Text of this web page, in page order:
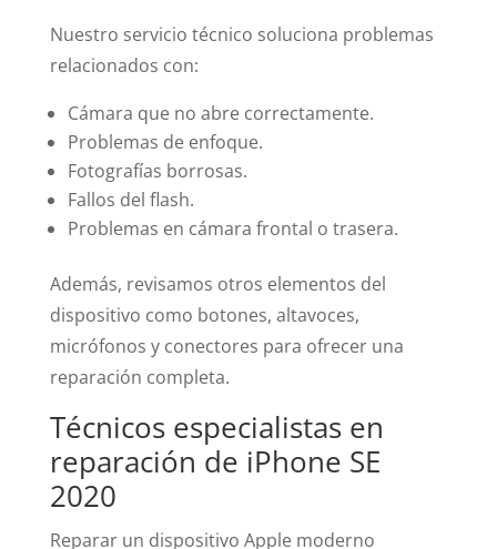
Nuestro servicio técnico soluciona problemas
relacionados con:
Cámara que no abre correctamente.
Problemas de enfoque.
Fotografías borrosas.
Fallos del flash.
Problemas en cámara frontal o trasera.
Además, revisamos otros elementos del
dispositivo como botones, altavoces,
micrófonos y conectores para ofrecer una
reparación completa.
Técnicos especialistas en
reparación de iPhone SE
2020
Reparar un dispositivo Apple moderno